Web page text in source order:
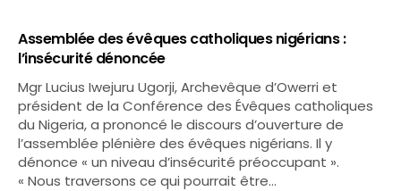
Assemblée des évêques catholiques nigérians :
l’insécurité dénoncée
Mgr Lucius Iwejuru Ugorji, Archevêque d’Owerri et
président de la Conférence des Évêques catholiques
du Nigeria, a prononcé le discours d’ouverture de
l’assemblée plénière des évêques nigérians. Il y
dénonce « un niveau d’insécurité préoccupant ».
« Nous traversons ce qui pourrait être…